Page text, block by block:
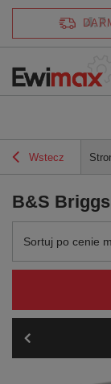
Wstecz
B&S
Zmień
Sortuj po cenie
4.7/